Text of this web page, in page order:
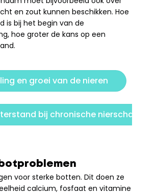
en zout kunnen beschikken. Hoe
is bij het begin van de
hoe groter de kans op een
en groei van de nieren
bij chronische nierschade
voor sterke botten. Dit doen ze
calcium, fosfaat en vitamine